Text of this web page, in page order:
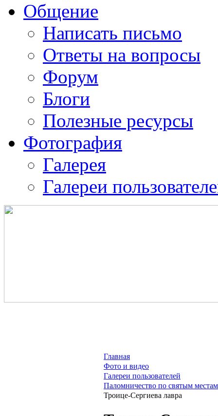
Общение
Написать письмо
Ответы на вопросы
Форум
Блоги
Полезные ресурсы
Фотография
Галерея
Галереи
Главная
Фото и видео
Галереи пользователей
Паломничество по святым местам
Троице-Сергиева лавра